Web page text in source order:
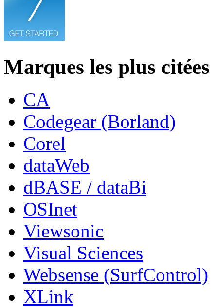
Marques les plus citées
CA
Codegear (Borland)
Corel
dataWeb
dBASE / dataBi
OSInet
Viewsonic
Visual Sciences
Websense (SurfControl)
XLink